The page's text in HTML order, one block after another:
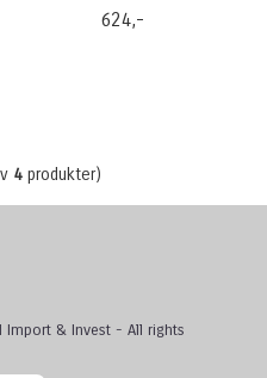
624,-
4produkter)
Import & Invest - All rights